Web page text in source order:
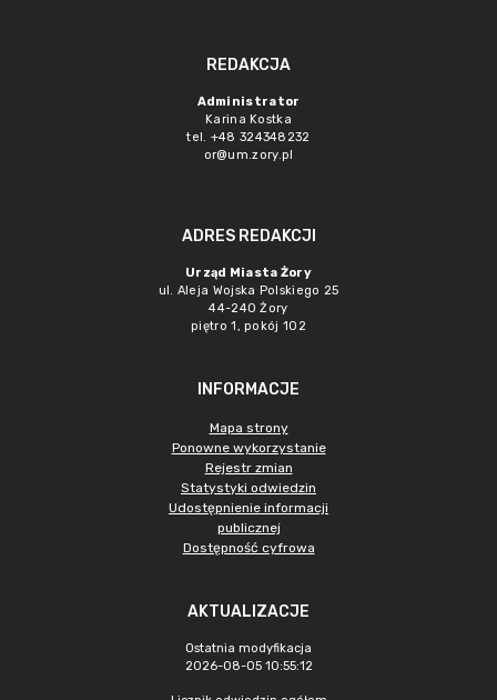
REDAKCJA
Administrator
Karina Kostka
tel. +48 324348232
or@um.zory.pl
ADRES REDAKCJI
Urząd Miasta Żory
ul. Aleja Wojska Polskiego 25
44-240 Żory
piętro 1, pokój 102
INFORMACJE
Mapa strony
Ponowne wykorzystanie
Rejestr zmian
Statystyki odwiedzin
Udostępnienie informacji
publicznej
Dostępność cyfrowa
AKTUALIZACJE
Ostatnia modyfikacja
2026-08-05 10:55:12